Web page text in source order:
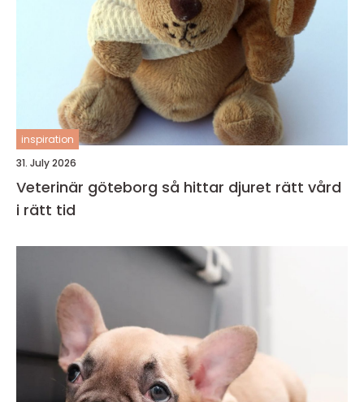
inspiration
31. July 2026
Veterinär göteborg så hittar djuret rätt vård
i rätt tid